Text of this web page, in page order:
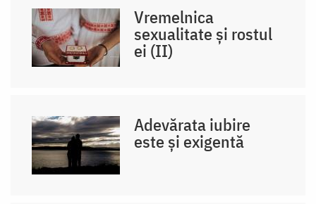
Vremelnica
sexualitate și rostul
ei (II)
Adevărata iubire
este și exigentă